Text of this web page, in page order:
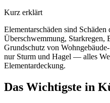
Kurz erklärt
Elementarschäden sind
Überschwemmung, Starkregen,
Grundschutz von
nur Sturm und Hagel — alles
Elementardeckung.
Das Wichtigste in